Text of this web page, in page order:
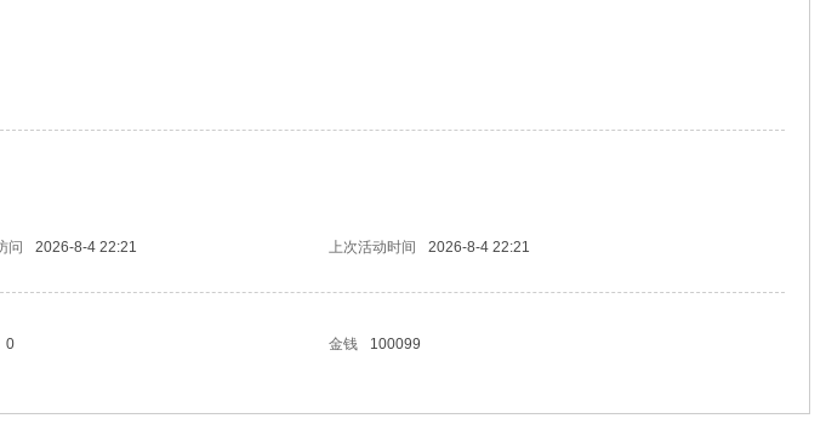
问 2026-8-4 22:21 上次活动时间
2026-8-4 22:21
0 金钱
100099